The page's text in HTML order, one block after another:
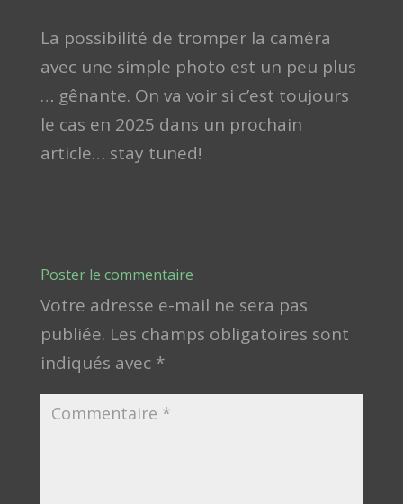
La possibilité de tromper la caméra
avec une simple photo est un peu plus
… gênante. On va voir si c’est toujours
le cas en 2025 dans un prochain
article… stay tuned!
Poster le commentaire
Votre adresse e-mail ne sera pas
publiée. Les champs obligatoires sont
indiqués avec *